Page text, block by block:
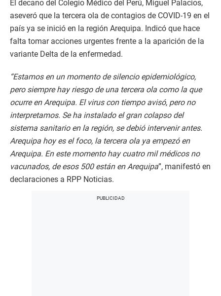
El decano del Colegio Médico del Perú, Miguel Palacios,
aseveró que la tercera ola de contagios de COVID-19 en el
país ya se inició en la región Arequipa. Indicó que hace
falta tomar acciones urgentes frente a la aparición de la
variante Delta de la enfermedad.
“Estamos en un momento de silencio epidemiológico,
pero siempre hay riesgo de una tercera ola como la que
ocurre en Arequipa. El virus con tiempo avisó, pero no
interpretamos. Se ha instalado el gran colapso del
sistema sanitario en la región, se debió intervenir antes.
Arequipa hoy es el foco, la tercera ola ya empezó en
Arequipa. En este momento hay cuatro mil médicos no
vacunados, de esos 500 están en Arequipa”, manifestó en
declaraciones a RPP Noticias.